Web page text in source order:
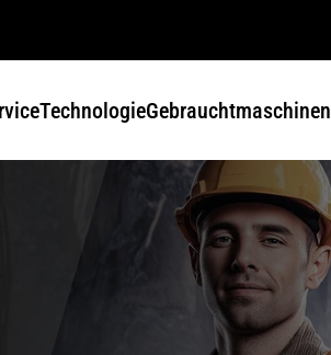
TechnologieGebrauchtmaschinen